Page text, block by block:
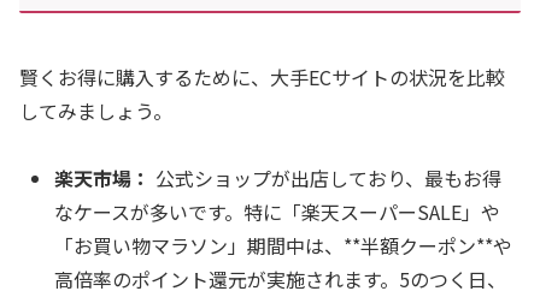
賢くお得に購入するために、大手ECサイトの状況を比較
してみましょう。
楽天市場： 公式ショップが出店しており、最もお得
なケースが多いです。特に「楽天スーパーSALE」や
「お買い物マラソン」期間中は、**半額クーポン**や
高倍率のポイント還元が実施されます。5のつく日、